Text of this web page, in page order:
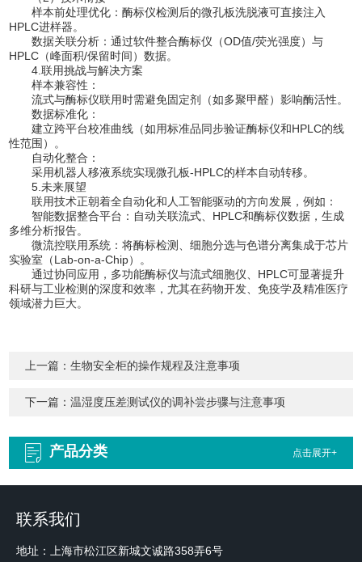
样本前处理优化：酶标仪检测后的微孔板洗脱液可直接注入
HPLC进样器。
数据关联分析：通过软件整合酶标仪（OD值/荧光强度）与
HPLC（峰面积/保留时间）数据。
4.联用挑战与解决方案
样本兼容性：
流式与酶标仪联用时需避免固定剂（如多聚甲醛）影响酶活性。
数据标准化：
建立跨平台校准曲线（如用标准品同步验证酶标仪和HPLC的线
性范围）。
自动化整合：
采用机器人移液系统实现微孔板-HPLC的样本自动转移。
5.未来展望
联用技术正朝着全自动化和人工智能驱动的方向发展，例如：
智能数据整合平台：自动关联流式、HPLC和酶标仪数据，生成
多维分析报告。
微流控联用系统：将酶标检测、细胞分选与色谱分离集成于芯片
实验室（Lab-on-a-Chip）。
通过协同应用，多功能酶标仪与流式细胞仪、HPLC可显著提升
科研与工业检测的深度和效率，尤其在药物开发、免疫学及精准医疗
领域潜力巨大。
上一篇：生物安全柜的操作规程及注意事项
下一篇：温湿度压差测试仪的调补尝步骤与注意事项
产品分类 点击展开+
联系我们
地址：上海市松江区新城文诚路358弄6号